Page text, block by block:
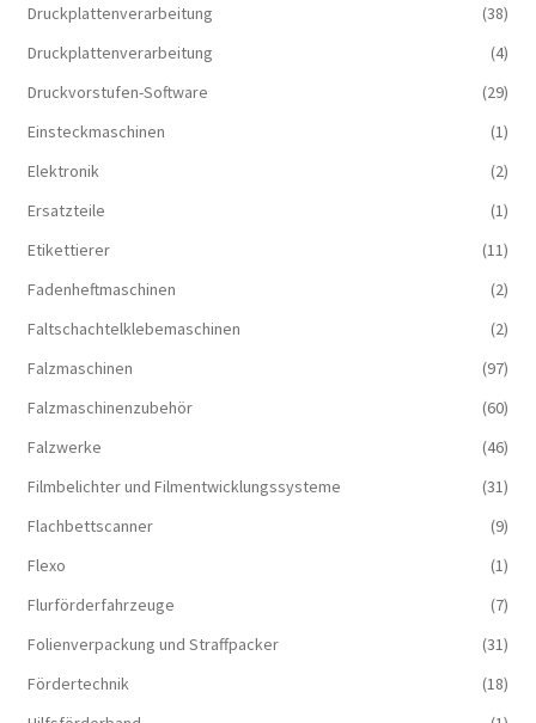
Druckplattenverarbeitung
(38)
Druckplattenverarbeitung
(4)
Druckvorstufen-Software
(29)
Einsteckmaschinen
(1)
Elektronik
(2)
Ersatzteile
(1)
Etikettierer
(11)
Fadenheftmaschinen
(2)
Faltschachtelklebemaschinen
(2)
Falzmaschinen
(97)
Falzmaschinenzubehör
(60)
Falzwerke
(46)
Filmbelichter und Filmentwicklungssysteme
(31)
Flachbettscanner
(9)
Flexo
(1)
Flurförderfahrzeuge
(7)
Folienverpackung und Straffpacker
(31)
Fördertechnik
(18)